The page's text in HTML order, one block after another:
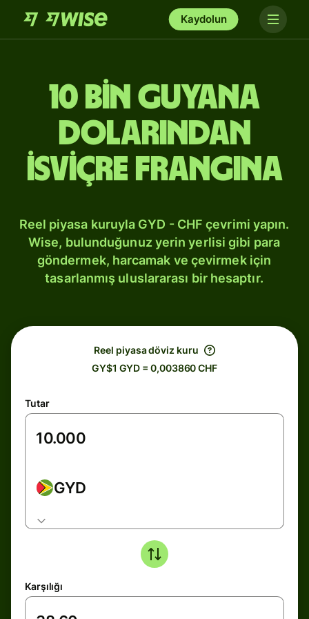
Kaydolun
10 bin Guyana
dolarından
İsviçre frangına
Reel piyasa kuruyla GYD - CHF çevrimi yapın.
Wise, bulunduğunuz yerin yerlisi gibi para
göndermek, harcamak ve çevirmek için
tasarlanmış uluslararası bir hesaptır.
Reel piyasa döviz kuru
GY$1 GYD = 0,003860 CHF
Tutar
GYD
Karşılığı